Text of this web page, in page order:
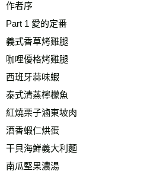
作者序
Part 1 愛的定番
義式香草烤雞腿
咖哩優格烤雞腿
西班牙蒜味蝦
泰式清蒸檸檬魚
紅燒栗子滷東坡肉
酒香蝦仁烘蛋
干貝海鮮義大利麵
南瓜堅果濃湯